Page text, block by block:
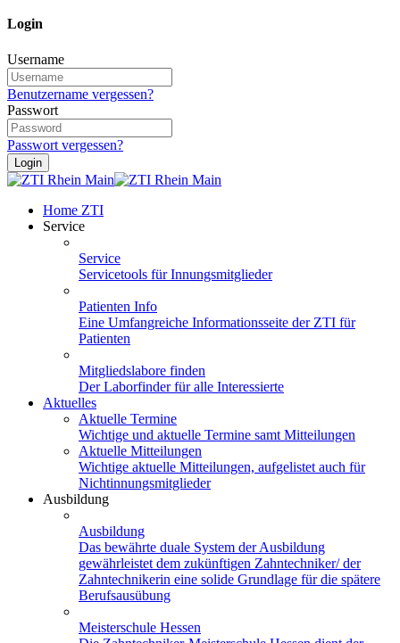
Login
Username
Benutzername vergessen?
Passwort
Passwort vergessen?
Login
Home ZTI
Service
Service
Servicetools für Innungsmitglieder
Patienten Info
Eine Umfangreiche Informationsseite der ZTI für
Patienten
Mitgliedslabore finden
Der Laborfinder für alle Interessierte
Aktuelles
Aktuelle Termine
Wichtige und aktuelle Termine samt Mitteilungen
Aktuelle Mitteilungen
Wichtige aktuelle Mitteilungen, aufgelistet auch für
Nichtinnungsmitglieder
Ausbildung
Ausbildung
Das bewährte duale System der Ausbildung
gewährleistet dem zukünftigen Zahntechniker/ der
Zahntechnikerin eine solide Grundlage für die spätere
Berufsausübung
Meisterschule Hessen